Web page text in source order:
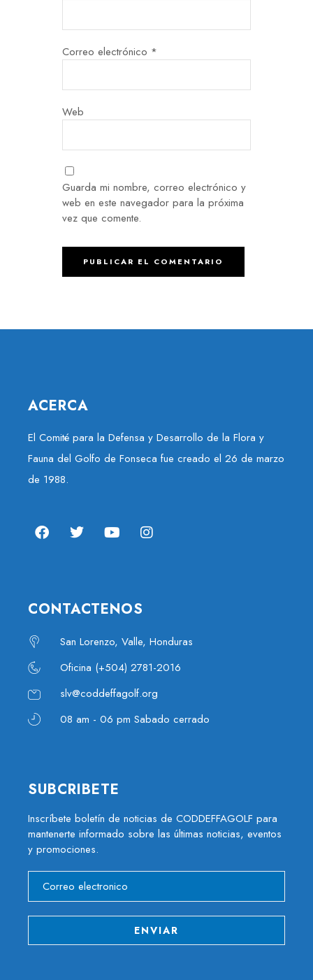
Correo electrónico *
Web
Guarda mi nombre, correo electrónico y
web en este navegador para la próxima
vez que comente.
ACERCA
El Comité para la Defensa y Desarrollo de la Flora y
Fauna del Golfo de Fonseca fue creado el 26 de marzo
de 1988.
CONTACTENOS
San Lorenzo, Valle, Honduras
Oficina (+504) 2781-2016
slv@coddeffagolf.org
08 am - 06 pm Sabado cerrado
SUBCRIBETE
Inscríbete boletín de noticias de CODDEFFAGOLF para
mantenerte informado sobre las últimas noticias, eventos
y promociones.